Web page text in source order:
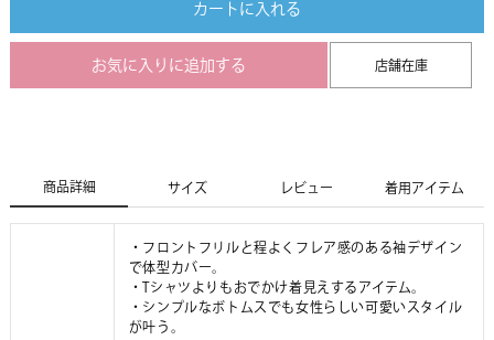
カートに入れる
お気に入りに追加する 店舗在庫
商品詳細 サイズ レビュー 着用アイテム
・フロントフリルと程よくフレア感のある袖デザイン
で体型カバー。
・Tシャツよりもおでかけ着見えするアイテム。
・シンプルなボトムスでも女性らしい可愛いスタイル
が叶う。